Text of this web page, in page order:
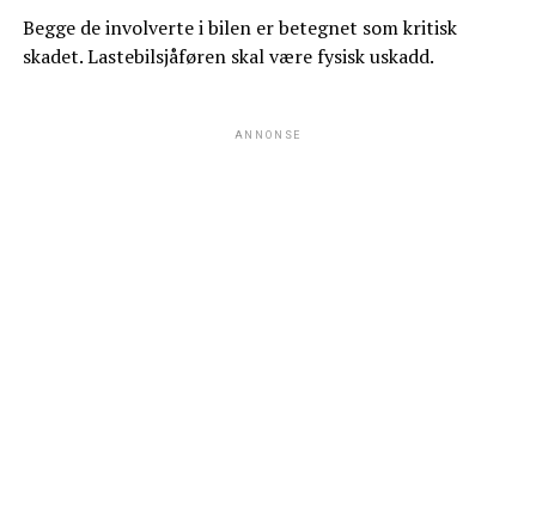
Begge de involverte i bilen er betegnet som kritisk
skadet. Lastebilsjåføren skal være fysisk uskadd.
ANNONSE